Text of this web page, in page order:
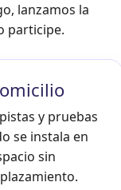
lanzamos la
participe.
y pruebas
se instala en
sin